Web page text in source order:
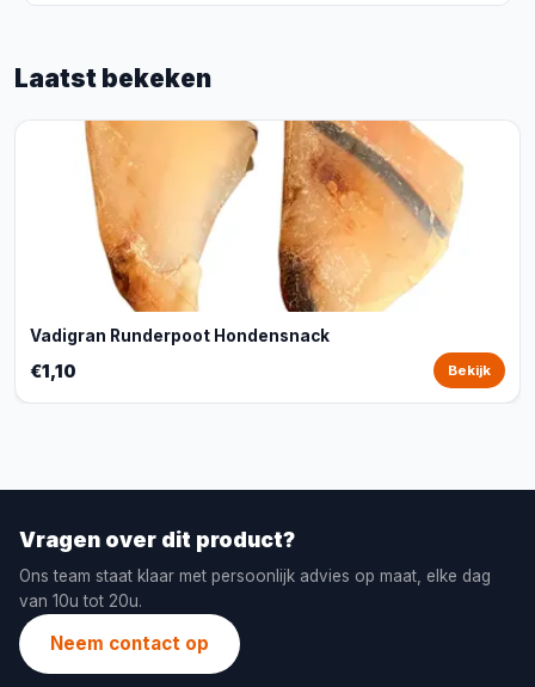
Laatst bekeken
Vadigran Runderpoot Hondensnack
€1,10 Bekijk
Vragen over dit product?
Ons team staat klaar met persoonlijk advies op maat, elke dag
van 10u tot 20u.
Neem contact op